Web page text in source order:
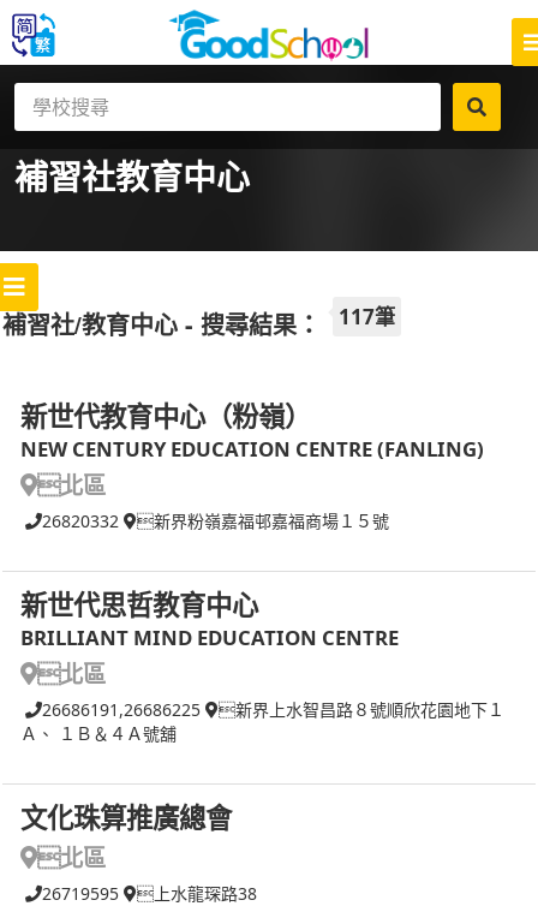
補習社教育中心
補習社/教育中心 - 搜尋結果： 117筆
新世代教育中心（粉嶺）
NEW CENTURY EDUCATION CENTRE (FANLING)
北區
26820332 新界粉嶺嘉福邨嘉福商場１５號
新世代思哲教育中心
BRILLIANT MIND EDUCATION CENTRE
北區
26686191,26686225
新界上水智昌路８號順欣花園地下１
Ａ、 １Ｂ＆４Ａ號舖
文化珠算推廣總會
北區
26719595 上水龍琛路38